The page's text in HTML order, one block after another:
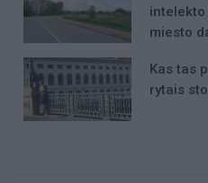
miesto
Kas tas
rytais